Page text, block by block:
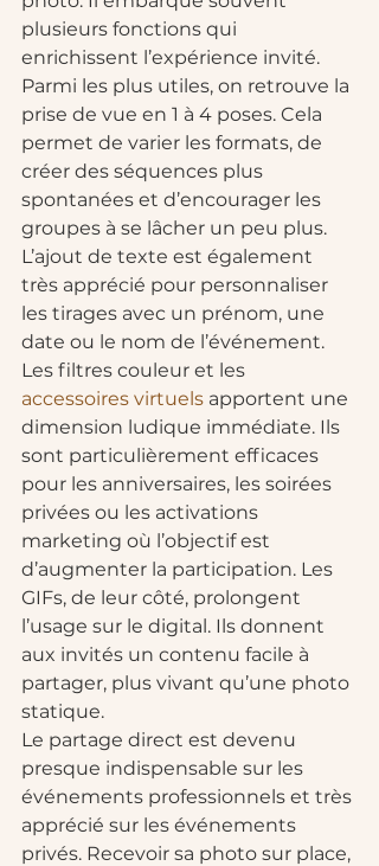
plusieurs fonctions qui
enrichissent l’expérience invité.
Parmi les plus utiles, on retrouve la
prise de vue en 1 à 4 poses. Cela
permet de varier les formats, de
créer des séquences plus
spontanées et d’encourager les
groupes à se lâcher un peu plus.
L’ajout de texte est également
très apprécié pour personnaliser
les tirages avec un prénom, une
date ou le nom de l’événement.
Les filtres couleur et les
accessoires virtuels apportent une
dimension ludique immédiate. Ils
sont particulièrement efficaces
pour les anniversaires, les soirées
privées ou les activations
marketing où l’objectif est
d’augmenter la participation. Les
GIFs, de leur côté, prolongent
l’usage sur le digital. Ils donnent
aux invités un contenu facile à
partager, plus vivant qu’une photo
statique.
Le partage direct est devenu
presque indispensable sur les
événements professionnels et très
apprécié sur les événements
privés. Recevoir sa photo sur place,